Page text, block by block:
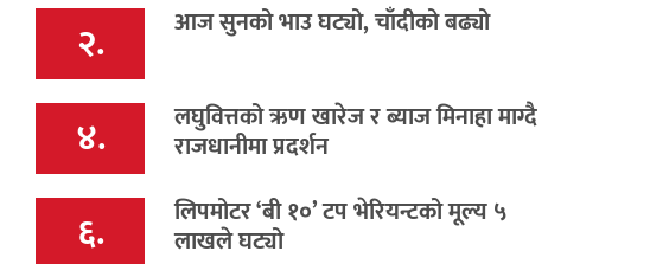
२. आज सुनको भाउ घट्यो, चाँदीको बढ्यो
४. लघुवित्तको ऋण खारेज र ब्याज मिनाहा माग्दै
राजधानीमा प्रदर्शन
६. लिपमोटर ‘बी १०’ टप भेरियन्टको मूल्य ५
लाखले घट्यो